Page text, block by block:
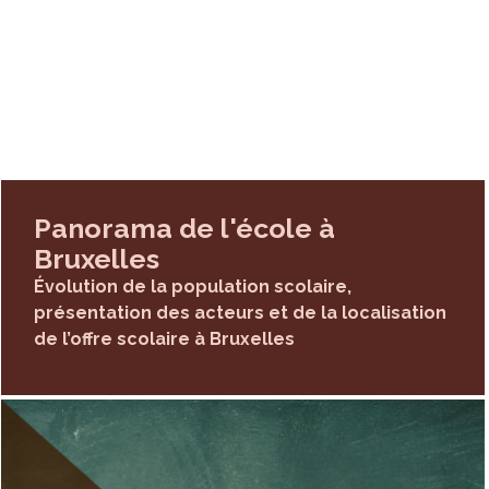
les besoins de création de
places
sur son territoire via
d’unaccompagnement
investir pour maintenir et
écoles fermer. La Région
de la qualité de leur
Panorama de l'école à
Bruxelles
Évolution de la population scolaire,
présentation des acteurs et de la localisation
de l’offre scolaire à Bruxelles